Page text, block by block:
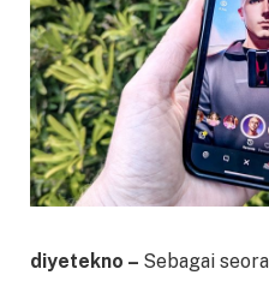
diyetekno – Sebagai